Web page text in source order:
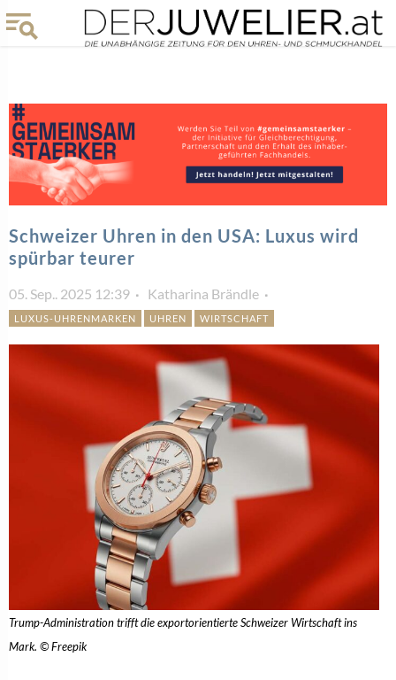
Schweizer Uhren in den USA: Luxus wird
spürbar teurer
05. Sep.. 2025 12:39 Katharina Brändle
LUXUS-UHRENMARKEN UHREN WIRTSCHAFT
Trump-Administration trifft die exportorientierte Schweizer Wirtschaft ins
Mark. © Freepik